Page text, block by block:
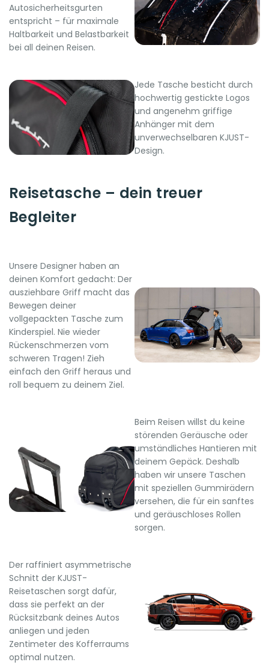
Autosicherheitsgurten
entspricht – für maximale
Haltbarkeit und Belastbarkeit
bei all deinen Reisen.
Jede Tasche besticht durch
hochwertig gestickte Logos
und angenehm griffige
Anhänger mit dem
unverwechselbaren KJUST-
Design.
Reisetasche – dein treuer
Begleiter
Unsere Designer haben an
deinen Komfort gedacht: Der
ausziehbare Griff macht das
Bewegen deiner
vollgepackten Tasche zum
Kinderspiel. Nie wieder
Rückenschmerzen vom
schweren Tragen! Zieh
einfach den Griff heraus und
roll bequem zu deinem Ziel.
Beim Reisen willst du keine
störenden Geräusche oder
umständliches Hantieren mit
deinem Gepäck. Deshalb
haben wir unsere Taschen
mit speziellen Gummirädern
versehen, die für ein sanftes
und geräuschloses Rollen
sorgen.
Der raffiniert asymmetrische
Schnitt der KJUST-
Reisetaschen sorgt dafür,
dass sie perfekt an der
Rücksitzbank deines Autos
anliegen und jeden
Zentimeter des Kofferraums
optimal nutzen.